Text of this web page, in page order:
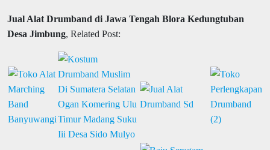
Jual Alat Drumband di Jawa Tengah Blora Kedungtuban
Desa Jimbung, Related Post: